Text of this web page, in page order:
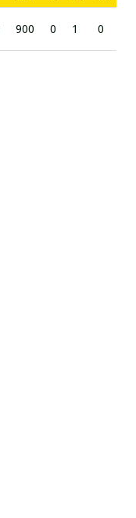
900 0 1 0